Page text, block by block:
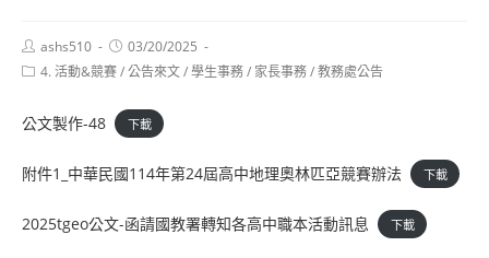
Post
author:
ashs510
Post
published:
03/20/2025
Post4. 活動&競賽/公告來文/學生事務/ 家長事務/教務處公告
公文製作-48 下載
附件1_中華民國114年第24屆高中地理奧林匹亞競賽辦法 下載
2025tgeo公文-函請國教署轉知各高中職本活動訊息 下載